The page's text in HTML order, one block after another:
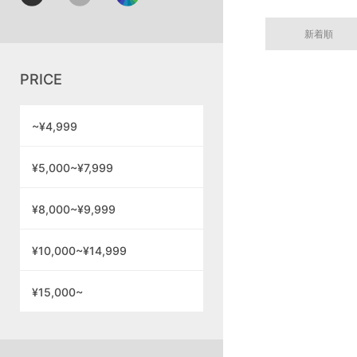
PRICE
~¥4,999
¥5,000~¥7,999
¥8,000~¥9,999
¥10,000~¥14,999
¥15,000~
新着順